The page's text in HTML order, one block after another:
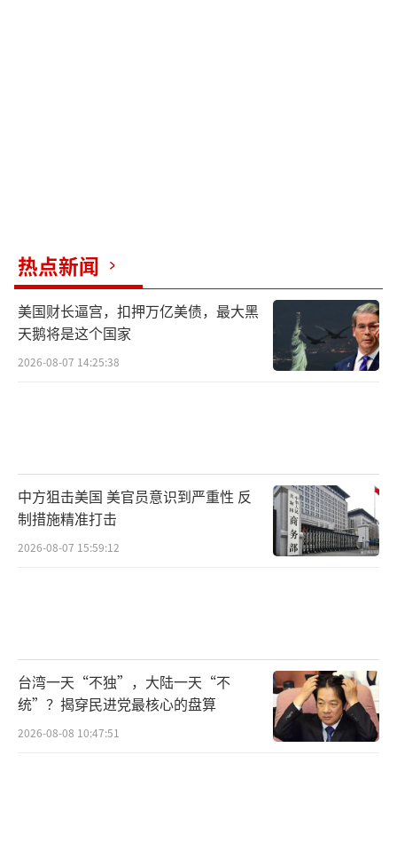
热点新闻
美国财长逼宫，扣押万亿美债，最大黑
天鹅将是这个国家
2026-08-07 14:25:38
中方狙击美国 美官员意识到严重性 反
制措施精准打击
2026-08-07 15:59:12
台湾一天“不独”，大陆一天“不
统”？揭穿民进党最核心的盘算
2026-08-08 10:47:51